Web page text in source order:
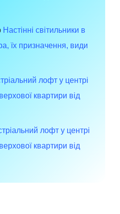
Настінні світильники в
їх призначення, види
лофт у центрі
квартири від
лофт у центрі
квартири від